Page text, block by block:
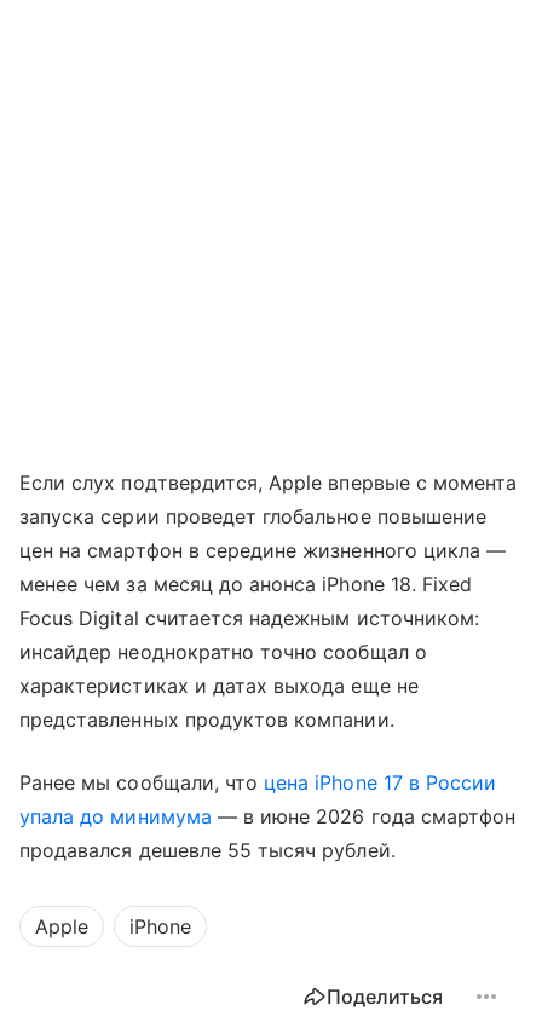
Если слух подтвердится, Apple впервые с момента
запуска серии проведет глобальное повышение
цен на смартфон в середине жизненного цикла —
менее чем за месяц до анонса iPhone 18. Fixed
Focus Digital считается надежным источником:
инсайдер неоднократно точно сообщал о
характеристиках и датах выхода еще не
представленных продуктов компании.
Ранее мы сообщали, что цена iPhone 17 в России
упала до минимума — в июне 2026 года смартфон
продавался дешевле 55 тысяч рублей.
Apple iPhone
Поделиться